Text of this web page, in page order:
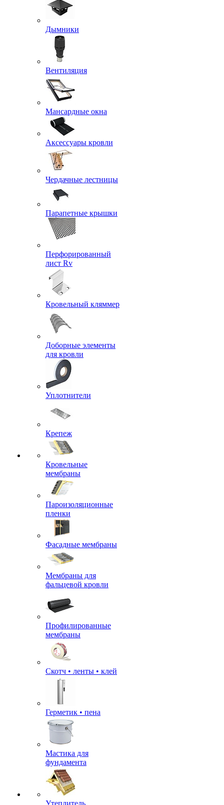
Дымники
Вентиляция
Мансардные окна
Аксессуары кровли
Чердачные лестницы
Парапетные крышки
Перфорированный
лист Rv
Кровельный кляммер
Доборные элементы
для кровли
Уплотнители
Крепеж
Кровельные
мембраны
Пароизоляционные
пленки
Фасадные мембраны
Мембраны для
фальцевой кровли
Профилированные
мембраны
Скотч • ленты • клей
Герметик • пена
Мастика для
фундамента
Утеплитель